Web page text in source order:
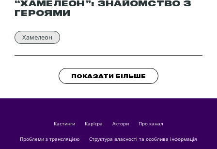
“ХАМЕЛЕОН”: ЗНАЙОМСТВО З
ГЕРОЯМИ
Хамелеон
ПОКАЗАТИ БІЛЬШЕ
кастинги Кар'єра актори Про канал
Проблеми з трансляцією Структура власності та особлива інформація